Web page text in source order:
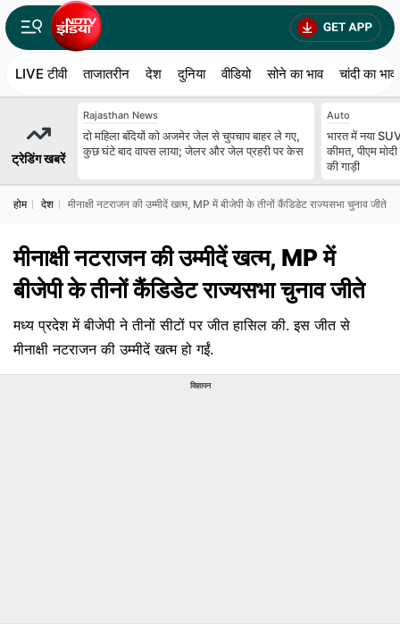
LIVE टीवी ताजातरीन देश दुनिया वीडियो सोने का भाव चांदी का भाव
ट्रेडिंग खबरें
Rajasthan News
दो मह‍िला बंद‍ियों को अजमेर जेल से चुपचाप बाहर ले गए,
कुछ घंटे बाद वापस लाया; जेलर और जेल प्रहरी पर केस
Auto
भारत में नया
कीमत, पीएम
की गाड़ी
होम देश मीनाक्षी नटराजन की उम्मीदें खत्म, MP में बीजेपी के तीनों कैंडिडेट राज्यसभा चुनाव जीते
मीनाक्षी नटराजन की उम्मीदें खत्म, MP में
बीजेपी के तीनों कैंडिडेट राज्यसभा चुनाव जीते
मध्य प्रदेश में बीजेपी ने तीनों सीटों पर जीत हासिल की. इस जीत से
मीनाक्षी नटराजन की उम्मीदें खत्म हो गईं.
विज्ञापन